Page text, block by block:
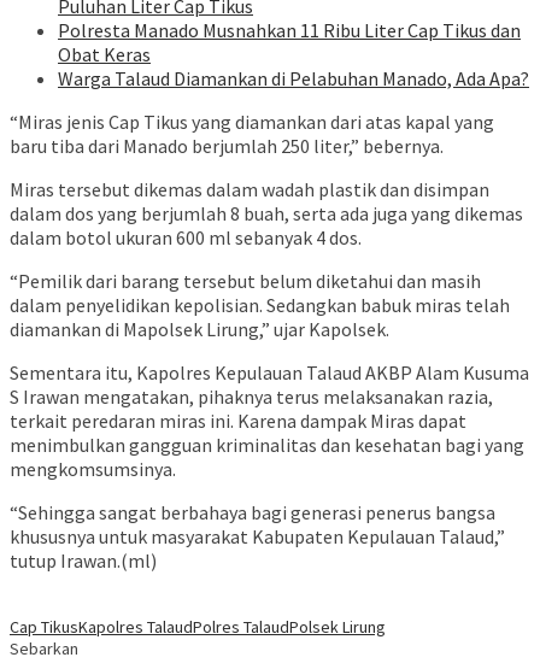
Puluhan Liter Cap Tikus
Polresta Manado Musnahkan 11 Ribu Liter Cap Tikus dan
Obat Keras
Warga Talaud Diamankan di Pelabuhan Manado, Ada Apa?
“Miras jenis Cap Tikus yang diamankan dari atas kapal yang
baru tiba dari Manado berjumlah 250 liter,” bebernya.
Miras tersebut dikemas dalam wadah plastik dan disimpan
dalam dos yang berjumlah 8 buah, serta ada juga yang dikemas
dalam botol ukuran 600 ml sebanyak 4 dos.
“Pemilik dari barang tersebut belum diketahui dan masih
dalam penyelidikan kepolisian. Sedangkan babuk miras telah
diamankan di Mapolsek Lirung,” ujar Kapolsek.
Sementara itu, Kapolres Kepulauan Talaud AKBP Alam Kusuma
S Irawan mengatakan, pihaknya terus melaksanakan razia,
terkait peredaran miras ini. Karena dampak Miras dapat
menimbulkan gangguan kriminalitas dan kesehatan bagi yang
mengkomsumsinya.
“Sehingga sangat berbahaya bagi generasi penerus bangsa
khususnya untuk masyarakat Kabupaten Kepulauan Talaud,”
tutup Irawan.(ml)
Cap TikusKapolres TalaudPolres TalaudPolsek Lirung
Sebarkan